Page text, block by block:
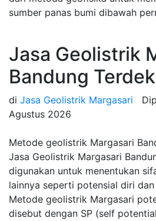
sumber panas bumi dibawah
Jasa Geolistrik
Bandung
di Jasa Geolistrik Margasari
Agustus 2026
Metode geolistrik Margasari
Jasa Geolistrik Margasari
digunakan untuk menentukan
lainnya seperti potensial diri
Metode geolistrik Margasari
disebut dengan SP (self